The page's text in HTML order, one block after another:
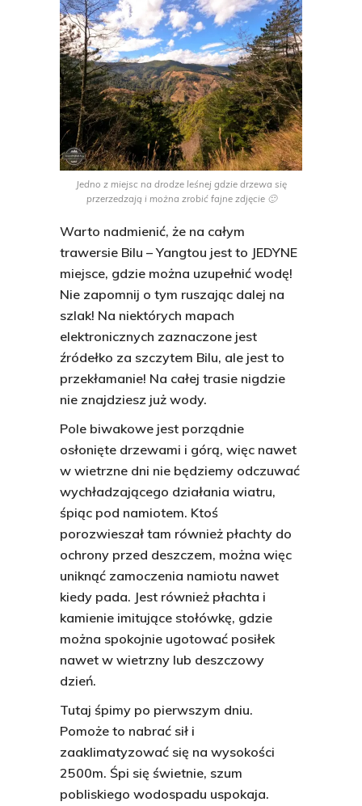
Jedno z miejsc na drodze leśnej gdzie drzewa się
przerzedzają i można zrobić fajne zdjęcie 🙂
Warto nadmienić, że na całym
trawersie Bilu – Yangtou jest to JEDYNE
miejsce, gdzie można uzupełnić wodę!
Nie zapomnij o tym ruszając dalej na
szlak! Na niektórych mapach
elektronicznych zaznaczone jest
źródełko za szczytem Bilu, ale jest to
przekłamanie! Na całej trasie nigdzie
nie znajdziesz już wody.
Pole biwakowe jest porządnie
osłonięte drzewami i górą, więc nawet
w wietrzne dni nie będziemy odczuwać
wychładzającego działania wiatru,
śpiąc pod namiotem. Ktoś
porozwieszał tam również płachty do
ochrony przed deszczem, można więc
uniknąć zamoczenia namiotu nawet
kiedy pada. Jest również płachta i
kamienie imitujące stołówkę, gdzie
można spokojnie ugotować posiłek
nawet w wietrzny lub deszczowy
dzień.
Tutaj śpimy po pierwszym dniu.
Pomoże to nabrać sił i
zaaklimatyzować się na wysokości
2500m. Śpi się świetnie, szum
pobliskiego wodospadu uspokaja.